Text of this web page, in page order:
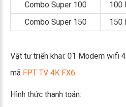
Combo Super 100
100
Combo Super 150
150
Vật tư triển khai: 01 Modem wifi
mã FPT TV 4K FX6.
Hình thức thanh toán: